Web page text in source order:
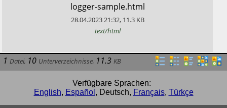
​logger-sample.html
28.04.2023 21:32, 11.3 KB
text/html
1 Datei, 10 Unterverzeichnisse, 11.3 KB
Verfügbare Sprachen:
English, Español , Deutsch, Français, Türkçe